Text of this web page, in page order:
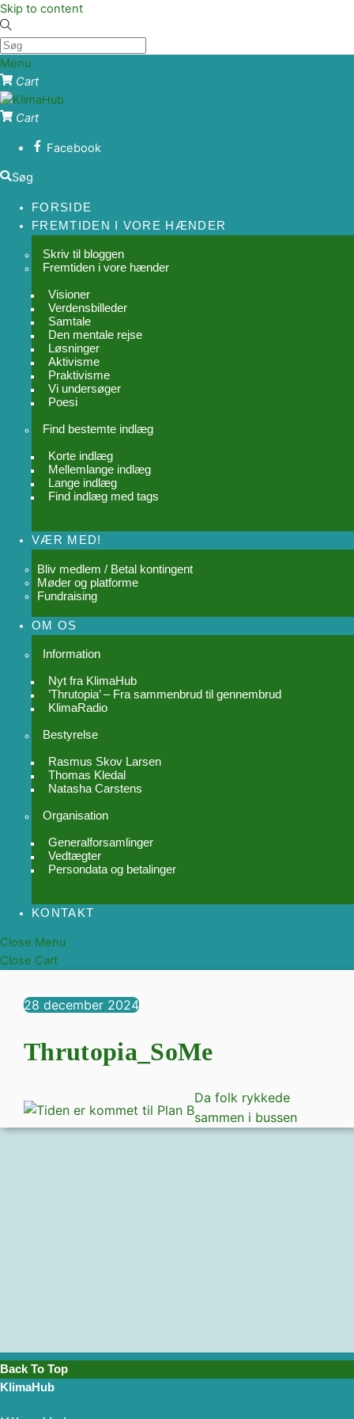
Skip to content
Menu
Cart
Cart
Facebook
Søg
FORSIDE
FREMTIDEN I VORE HÆNDER
Skriv til bloggen
Fremtiden i vore hænder
Visioner
Verdensbilleder
Samtale
Den mentale rejse
Løsninger
Aktivisme
Praktivisme
Vi undersøger
Poesi
Find bestemte indlæg
Korte indlæg
Mellemlange indlæg
Lange indlæg
Find indlæg med tags
VÆR MED!
Bliv medlem / Betal kontingent
Møder og platforme
Fundraising
OM OS
Information
Nyt fra KlimaHub
’Thrutopia’ – Fra sammenbrud til gennembrud
KlimaRadio
Bestyrelse
Rasmus Skov Larsen
Thomas Kledal
Natasha Carstens
Organisation
Generalforsamlinger
Vedtægter
Persondata og betalinger
KONTAKT
Close Menu
Close Cart
28 december 2024
Thrutopia_SoMe
Da folk rykkede
sammen i bussen
Back To Top
KlimaHub